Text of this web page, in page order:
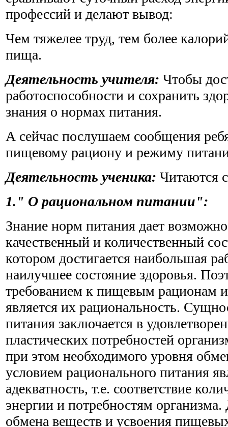
профессий и делают вывод:
Чем тяжелее труд, тем более
пища.
Деятельность учителя: Чтобы
работоспособности и сохранить
знания о нормах питания.
А сейчас послушаем сообщения
пищевому рациону и режиму
Деятельность ученика: Читаются
1." О рациональном питании":
Знание норм питания дает
качественный и количественный
котором достигается наибольшая
наилучшее состояние здоровья.
требованием к пищевым рационам
является их рациональность.
питания заключается в
пластических потребностей
при этом необходимого уровня
условием рационального питания
адекватность, т.е. соответствие
энергии и потребностям
обмена веществ и усвоения